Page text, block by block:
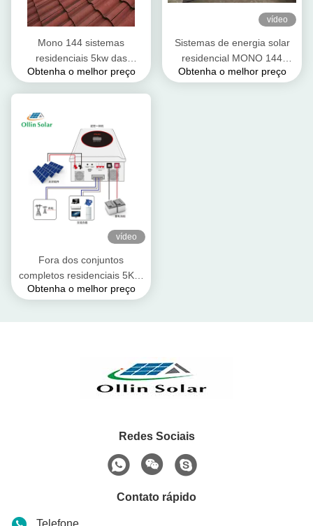
Mono 144 sistemas
residenciais 5kw das
energias solares do laço da
Obtenha o melhor preço
vídeo
Sistemas de energia solar
residencial MONO 144
células 450 W 540 W
Obtenha o melhor preço
vídeo
Fora dos conjuntos
completos residenciais 5KW
10kw 15kw dos sistemas das
Obtenha o melhor preço
Redes Sociais
Contato rápido
Telefone